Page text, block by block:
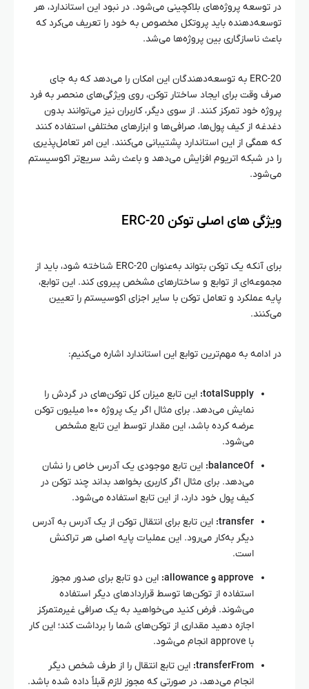
در توسعه پروژه‌های بلاکچینی می‌شود. در نبود این استاندارد، هر
توسعه‌دهنده باید پروتکل مخصوص به خود را تعریف می‌کرد که
باعث ناسازگاری بین پروژه‌ها می‌شد.
ERC-20 به توسعه‌دهندگان این امکان را می‌دهد که به جای
صرف وقت برای ایجاد ساختار توکن، روی ویژگی‌های منحصر به فرد
پروژه خود تمرکز کنند. از سوی دیگر، کاربران نیز می‌توانند بدون
دغدغه از کیف پول‌ها، صرافی‌ها و ابزارهای مختلفی استفاده کنند
که همگی از این استاندارد پشتیبانی می‌کنند. این امر تعامل‌پذیری
را در شبکه اتریوم افزایش می‌دهد و باعث رشد سریع‌تر اکوسیستم
می‌شود.
ویژگی‌ های اصلی توکن ERC-20
برای آنکه یک توکن بتواند به‌عنوان ERC-20 شناخته شود، باید از
مجموعه‌ای از توابع و ساختارهای مشخص پیروی کند. این توابع،
پایه عملکرد و تعامل توکن با سایر اجزای اکوسیستم را تعیین
می‌کنند.
در ادامه به مهم‌ترین توابع این استاندارد اشاره می‌کنیم:
totalSupply: این تابع میزان کل توکن‌های در گردش را
نمایش می‌دهد. برای مثال اگر یک پروژه ۱۰۰ میلیون توکن
عرضه کرده باشد، این مقدار توسط این تابع مشخص
می‌شود.
balanceOf: این تابع موجودی یک آدرس خاص را نشان
می‌دهد. برای مثال اگر کاربری بخواهد بداند چند توکن در
کیف پول خود دارد، از این تابع استفاده می‌شود.
transfer: این تابع برای انتقال توکن از یک آدرس به آدرس
دیگر به‌کار می‌رود. این عملیات پایه اصلی هر تراکنش
است.
approve و allowance:
این دو تابع برای صدور مجوز
استفاده از توکن‌ها توسط قراردادهای دیگر استفاده
می‌شوند. فرض کنید می‌خواهید به یک صرافی غیرمتمرکز
اجازه دهید مقداری از توکن‌های شما را برداشت کند؛ این کار
با approve انجام می‌شود.
transferFrom: این تابع انتقال را از طرف شخص دیگر
انجام می‌دهد، در صورتی که مجوز لازم قبلاً داده شده باشد.